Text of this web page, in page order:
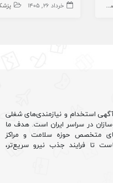
خرداد ۲۶, ۱۴۰۵
استخدام و نیازمندی‌های شغلی
در سراسر ایران است. هدف ما
متخصص حوزه سلامت و مراکز
تا فرایند جذب نیرو سریع‌تر،